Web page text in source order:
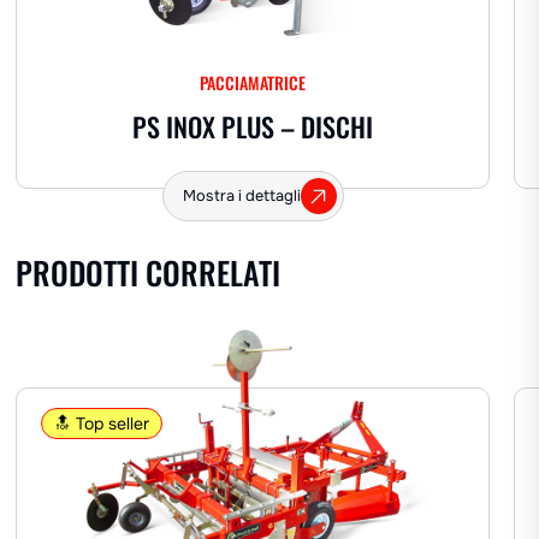
Altre erbe Lavanda
PACCIAMATRICE
PS INOX PLUS – DISCHI
Mostra i dettagli
PRODOTTI CORRELATI
🔝 Top seller